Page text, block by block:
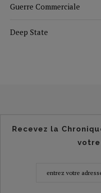
Guerre Commerciale
Deep State
Recevez la